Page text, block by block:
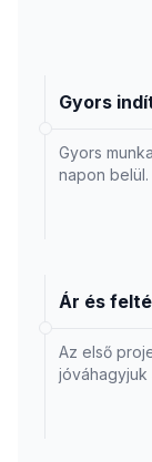
Gyors
Gyors
napon belül.
Ár és
Az első